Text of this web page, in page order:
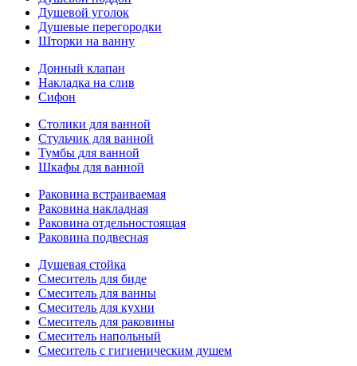
Душевой уголок
Душевые перегородки
Шторки на ванну
Донный клапан
Накладка на слив
Сифон
Столики для ванной
Стульчик для ванной
Тумбы для ванной
Шкафы для ванной
Раковина встраиваемая
Раковина накладная
Раковина отдельностоящая
Раковина подвесная
Душевая стойка
Смеситель для биде
Смеситель для ванны
Смеситель для кухни
Смеситель для раковины
Смеситель напольный
Смеситель с гигиеническим душем